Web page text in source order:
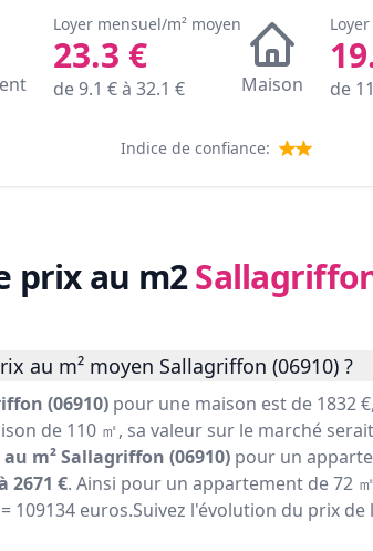
Loyer mensuel/m² moyen
23.3 €
de9.1 € à 32.1 € Maison de
Indice de confiance:
prix au m2
au m² moyen Sallagriffon (06910) ?
(06910) pour une maison est de 1832
de 110 ㎡, sa valeur sur le marché
m² Sallagriffon (06910) pour un
2671 €. Ainsi pour un appartement de 72
109134 euros.Suivez l'évolution du prix